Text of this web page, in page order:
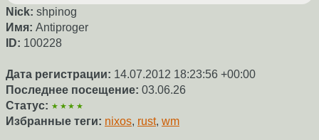
Nick: shpinog
Имя: Antiproger
ID: 100228
Дата регистрации: 14.07.2012 18:23:56 +00:00
Последнее посещение: 03.06.26
Статус: ★★★★
Избранные теги: nixos, rust, wm